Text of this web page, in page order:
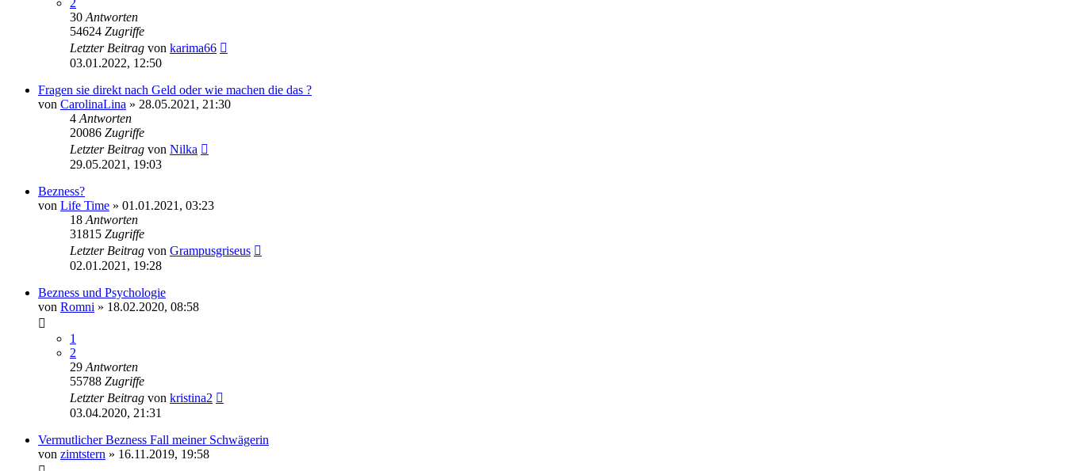
30 Antworten
54624 Zugriffe
Letzter Beitrag von karima66
03.01.2022, 12:50
Fragen sie direkt nach Geld oder wie machen die das ?
von CarolinaLina » 28.05.2021, 21:30
4 Antworten
20086 Zugriffe
Letzter Beitrag von Nilka
29.05.2021, 19:03
Bezness?
von Life Time » 01.01.2021, 03:23
18 Antworten
31815 Zugriffe
Letzter Beitrag von Grampusgriseus
02.01.2021, 19:28
Bezness und Psychologie
von Romni » 18.02.2020, 08:58
1
2
29 Antworten
55788 Zugriffe
Letzter Beitrag von kristina2
03.04.2020, 21:31
Vermutlicher Bezness Fall meiner Schwägerin
von zimtstern » 16.11.2019, 19:58